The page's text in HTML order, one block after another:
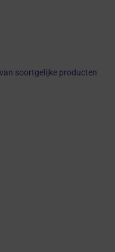
soortgelijke producten